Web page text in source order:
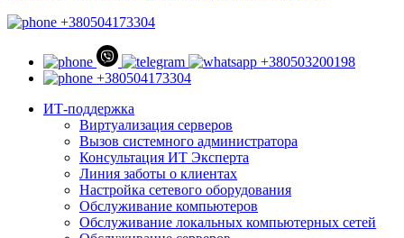
+380504173304
+380503200198
+380504173304
ИТ-поддержка
Виртуализация серверов
Вызов системного администратора
Консультация ИТ Эксперта
Линия заботы о клиентах
Настройка сетевого оборудования
Обслуживание компьютеров
Обслуживание локальных компьютерных сетей